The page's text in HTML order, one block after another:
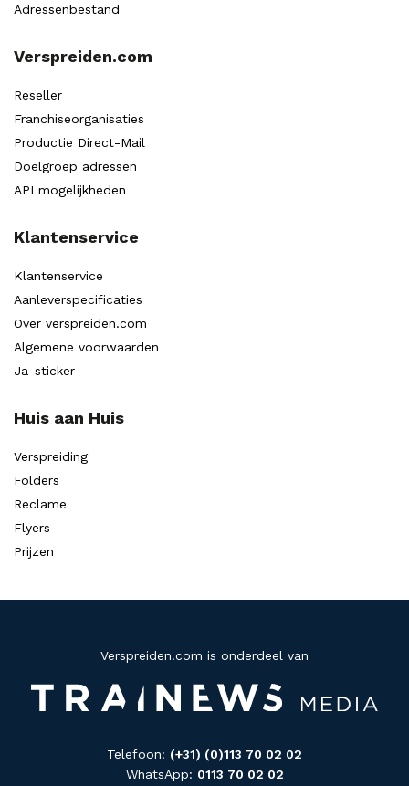
Adressenbestand
Verspreiden.com
Reseller
Franchiseorganisaties
Productie Direct-Mail
Doelgroep adressen
API mogelijkheden
Klantenservice
Klantenservice
Aanleverspecificaties
Over verspreiden.com
Algemene voorwaarden
Ja-sticker
Huis aan Huis
Verspreiding
Folders
Reclame
Flyers
Prijzen
Verspreiden.com is onderdeel van
Telefoon: (+31) (0)113 70 02 02
WhatsApp: 0113 70 02 02